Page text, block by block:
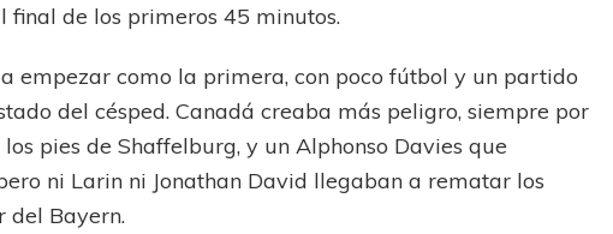
final de los primeros 45 minutos.
empezar como la primera, con poco fútbol y un partido
del césped. Canadá creaba más peligro, siempre por
pies de Shaffelburg, y un Alphonso Davies que
ni Larin ni Jonathan David llegaban a rematar los
del Bayern.